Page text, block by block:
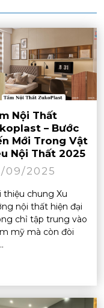
Nội Thất
– Bước
Mới Trong Vật
Nội Thất 2025
09/2025
thiệu chung Xu
nội thất hiện đại
chỉ tập trung vào
mỹ mà còn đòi